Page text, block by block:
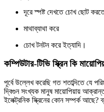
দূরে স্পষ্ট দেখতে চোখ ছোট
মাথাব্যাথা করে
চোখ টনটন করে ইত্যাদি।
কম্পিউটার-টিভি স্ক্রিন কি
পূর্বে উল্লেখ করেছি গত শতাব্দিতে যে
দ্বিগুন সংখ্যক মানুষ মায়োপিয়ায়
ইলেক্ট্রনিক স্ক্রিনের কোন সম্পর্ক আছে?